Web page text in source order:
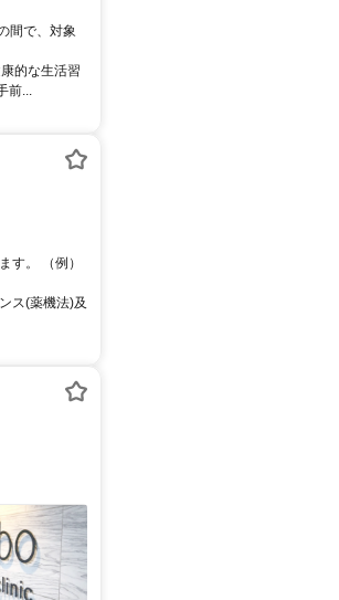
間で、対象
的な生活習
前...
す。 （例）
ス(薬機法)及